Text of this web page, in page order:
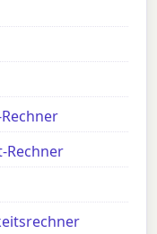
Rechner